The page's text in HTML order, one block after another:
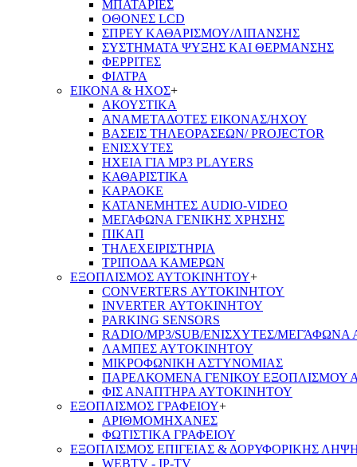
ΜΠΑΤΑΡΙΕΣ
ΟΘΟΝΕΣ LCD
ΣΠΡΕΥ ΚΑΘΑΡΙΣΜΟΥ/ΛΙΠΑΝΣΗΣ
ΣΥΣΤΗΜΑΤΑ ΨΥΞΗΣ ΚΑΙ ΘΕΡΜΑΝΣΗΣ
ΦΕΡΡΙΤΕΣ
ΦΙΛΤΡΑ
ΕΙΚΟΝΑ & ΗΧΟΣ+
ΑΚΟΥΣΤΙΚΑ
ΑΝΑΜΕΤΑΔΟΤΕΣ ΕΙΚΟΝΑΣ/ΗΧΟΥ
ΒΑΣΕΙΣ ΤΗΛΕOΡΑΣΕΩΝ/ PROJECTOR
ΕΝΙΣΧΥΤΕΣ
ΗΧΕΙΑ ΓΙΑ MP3 PLAYERS
ΚΑΘΑΡΙΣΤΙΚΑ
ΚΑΡΑΟΚΕ
ΚΑΤΑΝΕΜΗΤΕΣ AUDIO-VIDEO
ΜΕΓΑΦΩΝΑ ΓΕΝΙΚΗΣ ΧΡΗΣΗΣ
ΠΙΚΑΠ
ΤΗΛΕΧΕΙΡΙΣΤΗΡΙΑ
ΤΡΙΠΟΔΑ ΚΑΜΕΡΩΝ
ΕΞΟΠΛΙΣΜΟΣ ΑΥΤΟΚΙΝΗΤΟΥ+
CONVERTERS ΑΥΤΟΚΙΝΗΤΟΥ
INVERTER ΑΥΤΟΚΙΝΗΤΟΥ
PARKING SENSORS
RADIO/MP3/SUB/ΕΝΙΣΧΥΤΕΣ/
ΛΑΜΠΕΣ ΑΥΤΟΚΙΝΗΤΟΥ
ΜΙΚΡΟΦΩΝΙΚΗ ΑΣΤΥΝΟΜΙΑΣ
ΠΑΡΕΛΚΟΜΕΝΑ ΓΕΝΙΚΟΥ ΕΞΟΠΛΙΣΜΟΥ
ΦΙΣ ΑΝΑΠΤΗΡΑ ΑΥΤΟΚΙΝΗΤΟΥ
ΕΞΟΠΛΙΣΜΟΣ ΓΡΑΦΕΙΟΥ+
ΑΡΙΘΜΟΜΗΧΑΝΕΣ
ΦΩΤΙΣΤΙΚΑ ΓΡΑΦΕΙΟΥ
ΕΞΟΠΛΙΣΜΟΣ ΕΠΙΓΕΙΑΣ & ΔΟΡΥΦΟΡΙΚΗΣ
WEBTV - IP-TV